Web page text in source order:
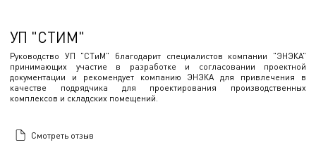
УП "СТИМ"
Руководство УП "СТиМ" благодарит специалистов компании "ЭНЭКА"
принимающих участие в разработке и согласовании проектной
документации и рекомендует компанию ЭНЭКА для привлечения в
качестве подрядчика для проектирования производственных
комплексов и складских помещений.
Смотреть отзыв